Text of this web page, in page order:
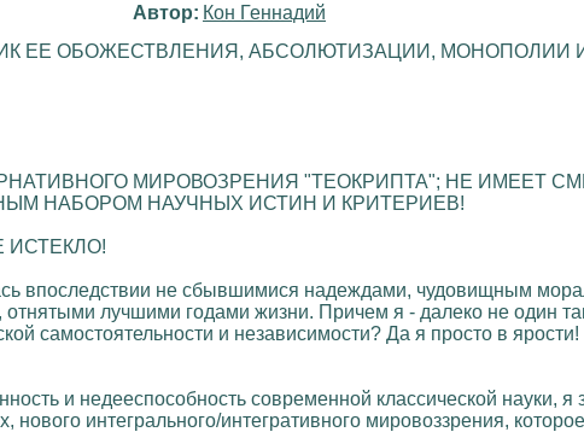
Автор: Кон Геннадий
ЕЕ ОБОЖЕСТВЛЕНИЯ, АБСОЛЮТИЗАЦИИ, МОНОПОЛИИ
МИРОВОЗРЕНИЯ "ТЕОКРИПТА"; НЕ ИМЕЕТ
НАБОРОМ НАУЧНЫХ ИСТИН И КРИТЕРИЕВ!
ИСТЕКЛО!
впоследствии не сбывшимися надеждами, чудовищным
лучшими годами жизни. Причем я - далеко не один
самостоятельности и независимости? Да я просто в ярости!
и недееспособность современной классической науки,
нового интегрального/интегративного мировоззрения,